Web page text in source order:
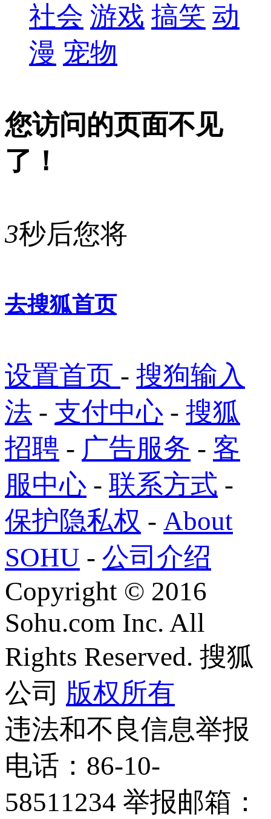
社会 游戏 搞笑 动
漫 宠物
您访问的页面不见
了！
3秒后您将
去搜狐首页
设置首页 - 搜狗输入
法 - 支付中心 - 搜狐
招聘 - 广告服务 - 客
服中心 - 联系方式 -
保护隐私权 - About
SOHU - 公司介绍
Copyright © 2016
Sohu.com Inc. All
Rights Reserved. 搜狐
公司 版权所有
违法和不良信息举报
电话：86-10-
58511234 举报邮箱：